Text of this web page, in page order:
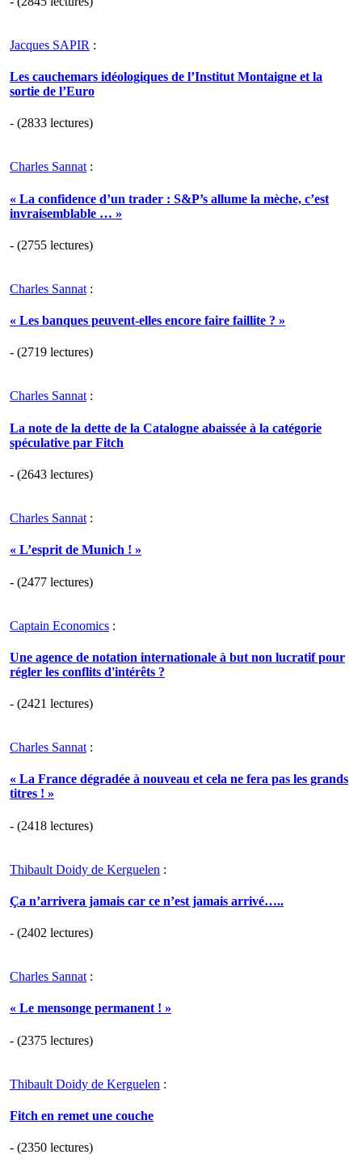
Jacques SAPIR :
Les cauchemars idéologiques de l’Institut Montaigne et la
sortie de l’Euro
- (2833 lectures)
Charles Sannat :
« La confidence d’un trader : S&P’s allume la mèche, c’est
invraisemblable … »
- (2755 lectures)
Charles Sannat :
« Les banques peuvent-elles encore faire faillite ? »
- (2719 lectures)
Charles Sannat:
La note de la dette de la Catalogne abaissée à la catégorie
spéculative par Fitch
- (2643 lectures)
Charles Sannat :
« L’esprit de Munich ! »
- (2477 lectures)
Captain Economics :
Une agence de notation internationale à but non lucratif pour
régler les conflits d'intérêts ?
- (2421 lectures)
Charles Sannat :
« La France dégradée à nouveau et cela ne fera pas les grands
titres ! »
- (2418 lectures)
Thibault Doidy de Kerguelen :
Ça n’arrivera jamais car ce n’est jamais arrivé…..
- (2402 lectures)
Charles Sannat :
« Le mensonge permanent ! »
- (2375 lectures)
Thibault Doidy de Kerguelen :
Fitch en remet une couche
- (2350 lectures)